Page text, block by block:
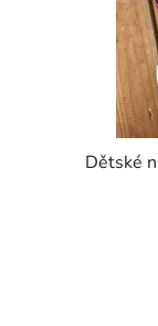
Dětské